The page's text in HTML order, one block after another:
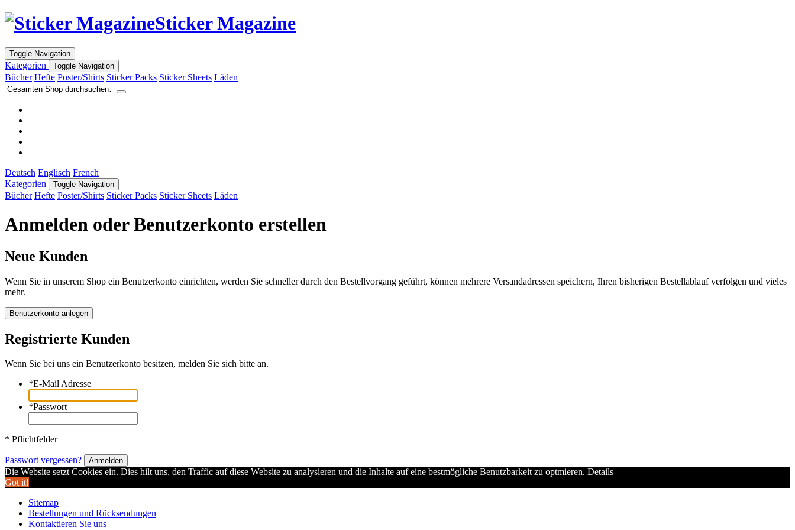
Sticker Magazine
Toggle Navigation
Kategorien Toggle Navigation
Bücher Hefte Poster/Shirts Sticker Packs Sticker Sheets Läden
Deutsch Englisch French
Kategorien
Toggle Navigation
Bücher Hefte Poster/Shirts Sticker Packs Sticker Sheets Läden
Anmelden oder Benutzerkonto erstellen
Neue Kunden
Wenn Sie in unserem Shop ein Benutzerkonto einrichten, werden Sie schneller durch den Bestellvorgang geführt, können mehrere Versandadressen speichern, Ihren bisherigen Bestellablauf verfolgen und vieles
mehr.
Benutzerkonto anlegen
Registrierte Kunden
Wenn Sie bei uns ein Benutzerkonto besitzen, melden Sie sich bitte an.
*E-Mail Adresse
*Passwort
* Pflichtfelder
Passwort vergessen? Anmelden
Die Website setzt Cookies ein. Dies hilt uns, den Traffic auf diese Website zu analysieren und die Inhalte auf eine bestmögliche Benutzbarkeit zu optmieren. Details
Got it!
Sitemap
Bestellungen und Rücksendungen
Kontaktieren Sie uns